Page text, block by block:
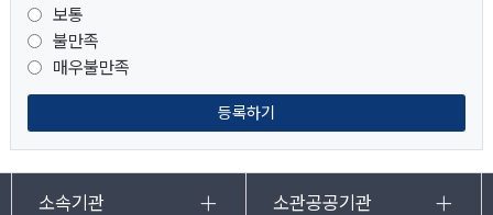
보통
불만족
매우불만족
등록하기
소속기관 소관공공기관